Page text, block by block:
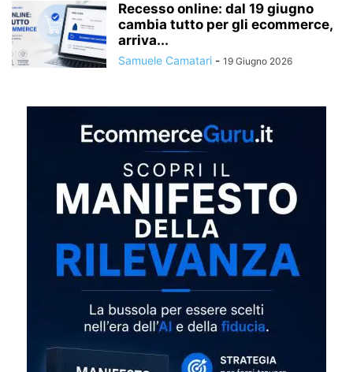
Recesso online: dal 19 giugno
cambia tutto per gli ecommerce,
arriva...
Samuele Camatari - 19 Giugno 2026